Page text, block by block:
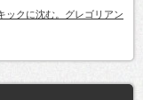
ックに沈む。グレゴリアン